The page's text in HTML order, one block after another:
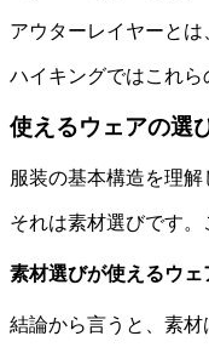
アウターレイヤーと
ハイキングではこれら
使えるウェアの選
服装の基本構造を理
それは素材選びです。
素材選びが使えるウェ
結論から言うと、素